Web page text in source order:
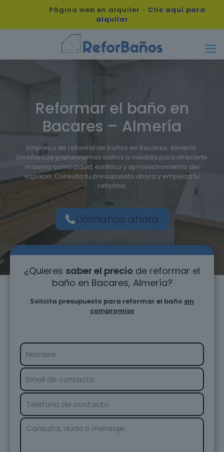
Página web en alquiler - Clic aquí para
alquilar
Reformar el baño en
Bacares – Almería
Empresa de reforma de baños en Bacares, Almería.
Diseñamos y reformamos baños a medida para ofrecerte
máxima comodidad, estética y aprovechamiento del
espacio. Consulta tu presupuesto ahora y empieza tu
reforma.
Llámanos ahora
¿Quieres saber el precio de reformar el
baño en Bacares, Almería?
Solicita presupuesto para reformar el baño sin
compromiso